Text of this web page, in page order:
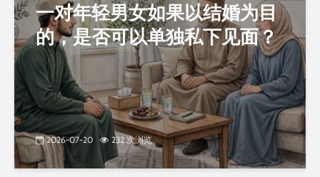
一对年轻男女如果以结婚为目
的，是否可以单独私下见面？
2026-07-20 232 次浏览